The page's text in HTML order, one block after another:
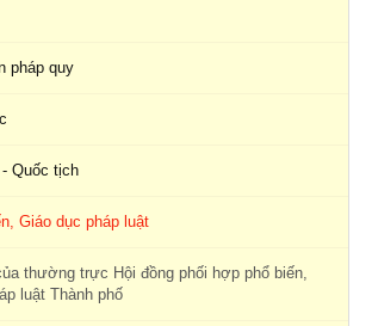
pháp quy
Quốc tịch
Giáo dục pháp luật
thường trực Hội đồng phối hợp phổ biến,
luật Thành phố